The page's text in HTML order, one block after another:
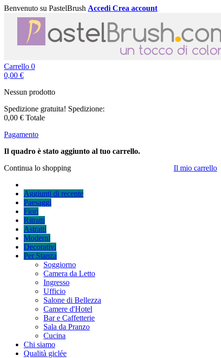
Benvenuto su PastelBrush Accedi Crea account
Carrello 0
0,00 €
Nessun prodotto
Spedizione gratuita! Spedizione:
0,00 € Totale
Pagamento
Il quadro è stato aggiunto al tuo carrello.
Continua lo shopping
Il mio carrello
Aggiunti di recente
Paesaggi
Fiori
Ritratti
Astratti
Moderni
Decorativi
Per Stanza
Soggiorno
Camera da Letto
Ingresso
Ufficio
Salone di Bellezza
Camere d'Hotel
Bar e Caffetterie
Sala da Pranzo
Cucina
Chi siamo
Qualità giclée